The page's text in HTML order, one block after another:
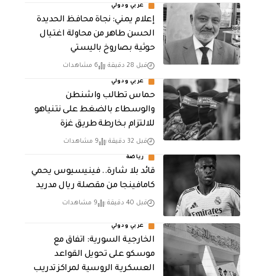
عربي ودولي
إعلام يمني: نجاة محافظ الحديدة
الحسن طاهر من محاولة اغتيال
حوثية بصاروخ باليستي
قبل 28 دقيقة 6 مشاهدات
عربي ودولي
حماس تطالب واشنطن
والوسطاء بالضغط على نتنياهو
للالتزام بخارطة طريق غزة
قبل 32 دقيقة 9 مشاهدات
رياضة
قائد بلا شارة.. فينيسيوس يحمي
كامافينجا من مقصلة ريال مدريد
قبل 40 دقيقة 9 مشاهدات
عربي ودولي
الخارجية السورية: اتفاق مع
موسكو على تحويل القواعد
العسكرية الروسية لمراكز تدريب